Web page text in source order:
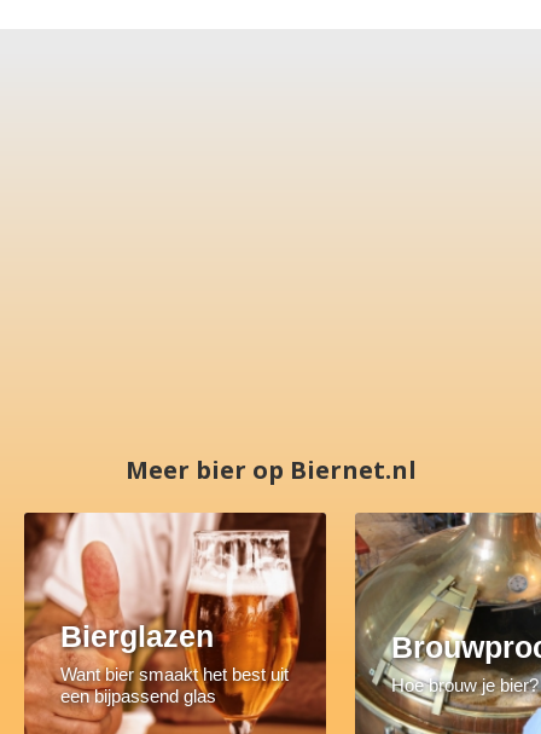
Meer bier op Biernet.nl
Bierglazen
Want bier smaakt het best uit
een bijpassend glas
Hoe brouw je bier?